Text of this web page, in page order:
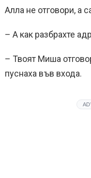
Алла не отговори, а
– А как разбрахте
– Твоят Миша
пуснаха във входа.